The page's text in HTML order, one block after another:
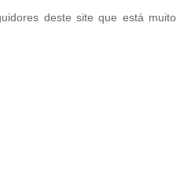
deste site que está muito